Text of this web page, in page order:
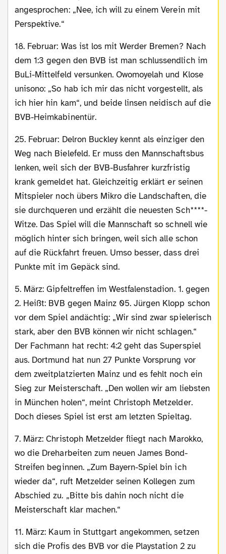
angesprochen: „Nee, ich will zu einem Verein mit
Perspektive.“
18. Februar: Was ist los mit Werder Bremen? Nach
dem 1:3 gegen den BVB ist man schlussendlich im
BuLi-Mittelfeld versunken. Owomoyelah und Klose
unisono: „So hab ich mir das nicht vorgestellt, als
ich hier hin kam“, und beide linsen neidisch auf die
BVB-Heimkabinentür.
25. Februar: Delron Buckley kennt als einziger den
Weg nach Bielefeld. Er muss den Mannschaftsbus
lenken, weil sich der BVB-Busfahrer kurzfristig
krank gemeldet hat. Gleichzeitig erklärt er seinen
Mitspieler noch übers Mikro die Landschaften, die
sie durchqueren und erzählt die neuesten Sch****-
Witze. Das Spiel will die Mannschaft so schnell wie
möglich hinter sich bringen, weil sich alle schon
auf die Rückfahrt freuen. Umso besser, dass drei
Punkte mit im Gepäck sind.
5. März: Gipfeltreffen im Westfalenstadion. 1. gegen
2. Heißt: BVB gegen Mainz 05. Jürgen Klopp schon
vor dem Spiel andächtig: „Wir sind zwar spielerisch
stark, aber den BVB können wir nicht schlagen.“
Der Fachmann hat recht: 4:2 geht das Superspiel
aus. Dortmund hat nun 27 Punkte Vorsprung vor
dem zweitplatzierten Mainz und es fehlt noch ein
Sieg zur Meisterschaft. „Den wollen wir am liebsten
in München holen“, meint Christoph Metzelder.
Doch dieses Spiel ist erst am letzten Spieltag.
7. März: Christoph Metzelder fliegt nach Marokko,
wo die Dreharbeiten zum neuen James Bond-
Streifen beginnen. „Zum Bayern-Spiel bin ich
wieder da“, ruft Metzelder seinen Kollegen zum
Abschied zu. „Bitte bis dahin noch nicht die
Meisterschaft klar machen.“
11. März: Kaum in Stuttgart angekommen, setzen
sich die Profis des BVB vor die Playstation 2 zu